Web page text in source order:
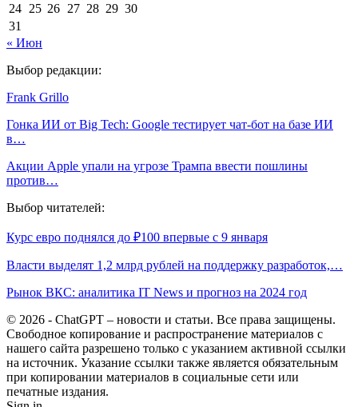
24 25 26 27 28 29 30
31
« Июн
Выбор редакции:
Frank Grillo
Гонка ИИ от Big Tech: Google тестирует чат-бот на базе ИИ
в…
Акции Apple упали на угрозе Трампа ввести пошлины
против…
Выбор читателей:
Курс евро поднялся до ₽100 впервые с 9 января
Власти выделят 1,2 млрд рублей на поддержку разработок,…
Рынок ВКС: аналитика IT News и прогноз на 2024 год
© 2026 - ChatGPT – новости и статьи. Все права защищены.
Свободное копирование и распространение материалов с
нашего сайта разрешено только с указанием активной ссылки
на источник. Указание ссылки также является обязательным
при копировании материалов в социальные сети или
печатные издания.